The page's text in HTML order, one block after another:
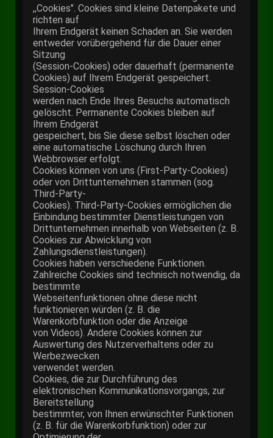
,,Cookies". Cookies sind kleine Datenpakete und
richten auf
Ihrem Endgerät keinen Schaden an. Sie werden
entweder vorübergehend für die Dauer einer
Sitzung
(Session-Cookies) oder dauerhaft (permanente
Cookies) auf Ihrem Endgerät gespeichert.
Session-Cookies
werden nach Ende Ihres Besuchs automatisch
gelöscht. Permanente Cookies bleiben auf
Ihrem Endgerät
gespeichert, bis Sie diese selbst löschen oder
eine automatische Löschung durch Ihren
Webbrowser erfolgt.
Cookies können von uns (First-Party-Cookies)
oder von Drittunternehmen stammen (sog.
Third-Party-
Cookies). Third-Party-Cookies ermöglichen die
Einbindung bestimmter Dienstleistungen von
Drittunternehmen innerhalb von Webseiten (z. B.
Cookies zur Abwicklung von
Zahlungsdienstleistungen).
Cookies haben verschiedene Funktionen.
Zahlreiche Cookies sind technisch notwendig, da
bestimmte
Webseitenfunktionen ohne diese nicht
funktionieren würden (z. B. die
Warenkorbfunktion oder die Anzeige
von Videos). Andere Cookies können zur
Auswertung des Nutzerverhaltens oder zu
Werbezwecken
verwendet werden.
Cookies, die zur Durchführung des
elektronischen Kommunikationsvorgangs, zur
Bereitstellung
bestimmter, von Ihnen erwünschter Funktionen
(z. B. für die Warenkorbfunktion) oder zur